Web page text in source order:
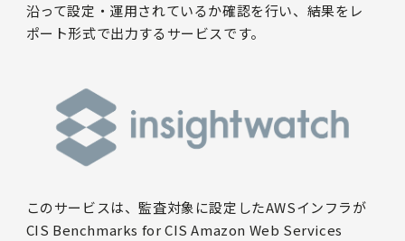
沿って設定・運用されているか確認を行い、結果をレ
ポート形式で出力するサービスです。
このサービスは、監査対象に設定したAWSインフラが
CIS Benchmarks for CIS Amazon Web Services